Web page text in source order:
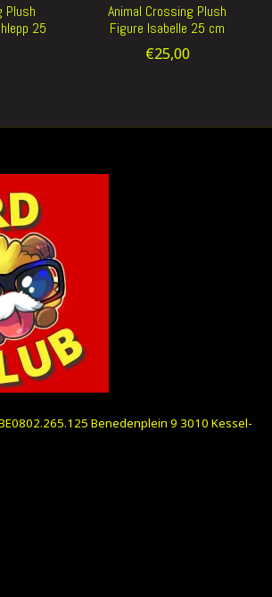
Plush
25
Animal Crossing Plush
Figure Isabelle 25 cm
€25,00
Benedenplein 9 3010 Kessel-